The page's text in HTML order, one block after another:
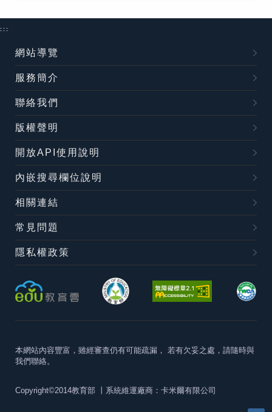
:::
網站導覽
服務簡介
聯絡我們
版權聲明
開放API使用說明
內嵌搜尋欄位說明
相關連結
常見問題
隱私權政策
本網站內容豐富，雖經審查仍有可能疏漏， 若有欠妥之處，請隨時與
我們聯絡。
Copyright©2014教育部 丨系統維運廠商：卡米爾有限公司